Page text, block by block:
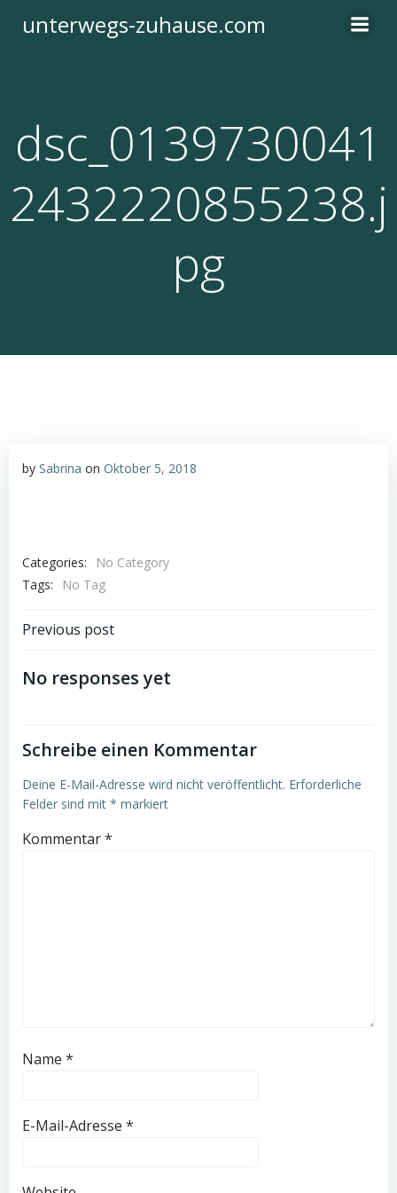
Inhalt
unterwegs-zuhause.com
dsc_0139730041
2432220855238.j
pg
by Sabrina on Oktober 5, 2018
Categories:
No Category
Tags:
No Tag
Post
navigation
Previous post
No responses yet
Schreibe einen Kommentar
Deine E-Mail-Adresse wird nicht veröffentlicht. Erforderliche
Felder sind mit * markiert
Kommentar*
Name *
E-Mail-Adresse *